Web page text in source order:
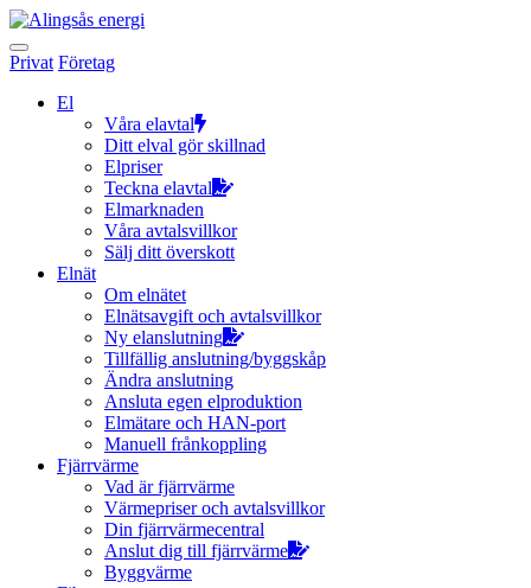
Hoppa
till
innehållet
Privat Företag
El
Våra elavtal
Ditt elval gör skillnad
Elpriser
Teckna elavtal
Elmarknaden
Våra avtalsvillkor
Sälj ditt överskott
Elnät
Om elnätet
Elnätsavgift och avtalsvillkor
Ny elanslutning
Tillfällig anslutning/byggskåp
Ändra anslutning
Ansluta egen elproduktion
Elmätare och HAN-port
Manuell frånkoppling
Fjärrvärme
Vad är fjärrvärme
Värmepriser och avtalsvillkor
Din fjärrvärmecentral
Anslut dig till fjärrvärme
Byggvärme